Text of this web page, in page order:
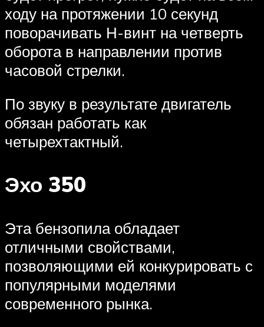
ходу на протяжении 10 секунд
поворачивать Н-винт на четверть
оборота в направлении против
часовой стрелки.
По звуку в результате двигатель
обязан работать как
четырехтактный.
Эхо 350
Эта бензопила обладает
отличными свойствами,
позволяющими ей конкурировать с
популярными моделями
современного рынка.